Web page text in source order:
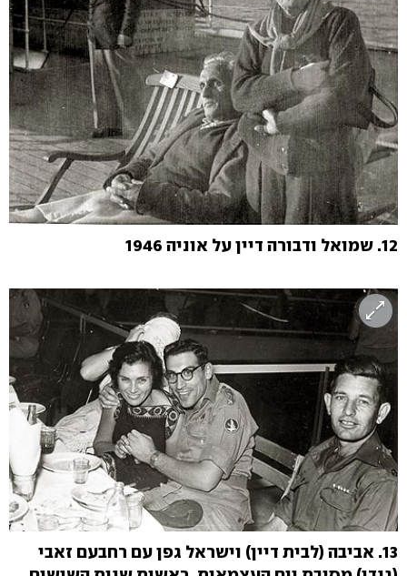
12. שמואל ודבורה דיין על אוניה 1946
13. אביבה (לבית דיין) וישראל גפן עם רחבעם זאבי